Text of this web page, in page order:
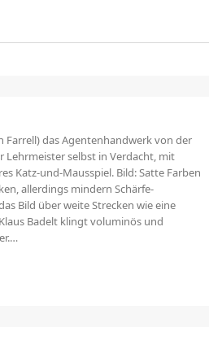
Farrell) das Agentenhandwerk von der
Lehrmeister selbst in Verdacht, mit
Katz-und-Mausspiel. Bild: Satte Farben
allerdings mindern Schärfe-
Bild über weite Strecken wie eine
Badelt klingt voluminös und